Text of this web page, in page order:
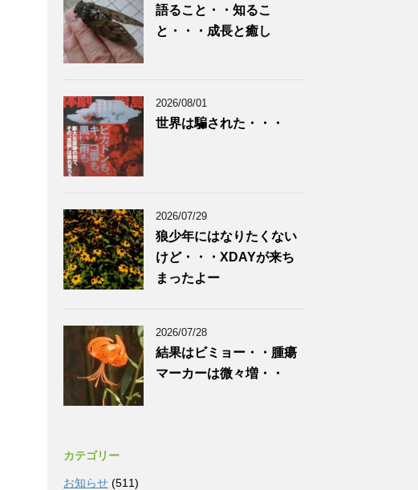
語ること・・知るこ
と・・・成長と癒し
2026/08/01
世界は騙された・・・
2026/07/29
狼少年にはなりたくない
けど・・・XDAYが来ち
まったよー
2026/07/28
結果はビミョー・・腫瘍
マーカーは微々増・・
カテゴリー
お知らせ (511)